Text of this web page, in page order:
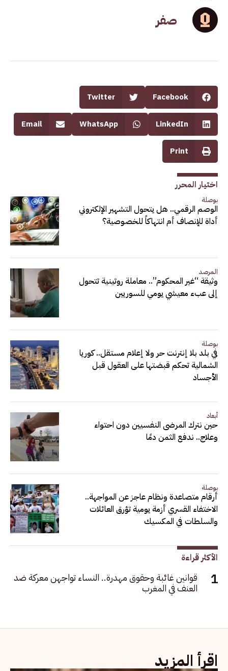
صفر
Facebook
Twitter
LinkedIn
WhatsApp
Email
Print
اختيار المحرر
بوصلة
الوصم الرقمي.. هل يتحول التشهير الإلكتروني
أداة للإنصاف أم انتهاكاً للخصوصية؟
المرصد
وثيقة “غير المحكوم”.. معاملة روتينية تتحول
إلى عبء معيشي يومي للسوريين
بوصلة
في بلد بلا إنترنت حر ولا إعلام مستقل.. كوريا
الشمالية تحكم قبضتها على العقول قبل
الأجساد
أبعاد
حين نترك المرضى النفسيين دون احتواء
وعلاج.. ندفع الثمن دمًا
بوصلة
أرقام متصاعدة ونظام عاجز عن المواجهة..
الاختفاء القسري أزمة يومية تؤرق العائلات
والسلطات في المكسيك
الأكثر قراءة
قوانين غائبة وحقوق مهدرة.. النساء تواجهن معركة ضد
العنف في المغرب
اقرأ المزيد